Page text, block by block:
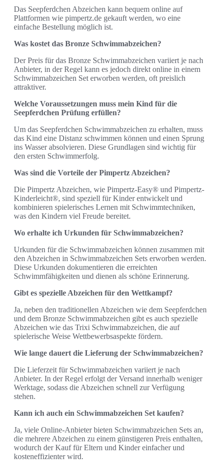
Das Seepferdchen Abzeichen kann bequem online auf
Plattformen wie pimpertz.de gekauft werden, wo eine
einfache Bestellung möglich ist.
Was kostet das Bronze Schwimmabzeichen?
Der Preis für das Bronze Schwimmabzeichen variiert je nach
Anbieter, in der Regel kann es jedoch direkt online in einem
Schwimmabzeichen Set erworben werden, oft preislich
attraktiver.
Welche Voraussetzungen muss mein Kind für die
Seepferdchen Prüfung erfüllen?
Um das Seepferdchen Schwimmabzeichen zu erhalten, muss
das Kind eine Distanz schwimmen können und einen Sprung
ins Wasser absolvieren. Diese Grundlagen sind wichtig für
den ersten Schwimmerfolg.
Was sind die Vorteile der Pimpertz Abzeichen?
Die Pimpertz Abzeichen, wie Pimpertz-Easy® und Pimpertz-
Kinderleicht®, sind speziell für Kinder entwickelt und
kombinieren spielerisches Lernen mit Schwimmtechniken,
was den Kindern viel Freude bereitet.
Wo erhalte ich Urkunden für Schwimmabzeichen?
Urkunden für die Schwimmabzeichen können zusammen mit
den Abzeichen in Schwimmabzeichen Sets erworben werden.
Diese Urkunden dokumentieren die erreichten
Schwimmfähigkeiten und dienen als schöne Erinnerung.
Gibt es spezielle Abzeichen für den Wettkampf?
Ja, neben den traditionellen Abzeichen wie dem Seepferdchen
und dem Bronze Schwimmabzeichen gibt es auch spezielle
Abzeichen wie das Trixi Schwimmabzeichen, die auf
spielerische Weise Wettbewerbsaspekte fördern.
Wie lange dauert die Lieferung der Schwimmabzeichen?
Die Lieferzeit für Schwimmabzeichen variiert je nach
Anbieter. In der Regel erfolgt der Versand innerhalb weniger
Werktage, sodass die Abzeichen schnell zur Verfügung
stehen.
Kann ich auch ein Schwimmabzeichen Set kaufen?
Ja, viele Online-Anbieter bieten Schwimmabzeichen Sets an,
die mehrere Abzeichen zu einem günstigeren Preis enthalten,
wodurch der Kauf für Eltern und Kinder einfacher und
kosteneffizienter wird.